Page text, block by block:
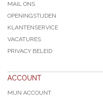
MAIL ONS
OPENINGSTIJDEN
KLANTENSERVICE
VACATURES
PRIVACY BELEID
ACCOUNT
MIJN ACCOUNT